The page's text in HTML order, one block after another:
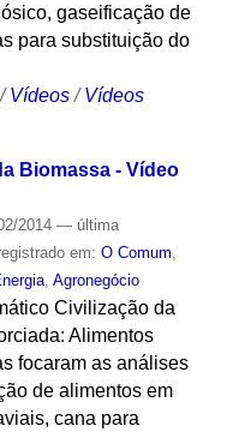
gaseificação de
para substituição do
/Vídeos /Vídeos
Biomassa - Vídeo
2014 — última
em: O Comum
, Agronegócio
Civilização da
Alimentos
focaram as análises
de alimentos em
cana para